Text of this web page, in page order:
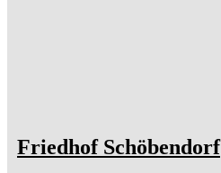
Friedhof Schöbendorf